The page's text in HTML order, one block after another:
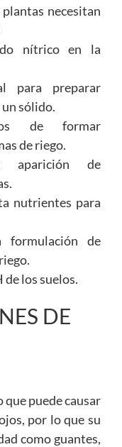
necesitan
nítrico en la
para preparar
sólido.
de formar
de riego.
de
nutrientes para
de
de los suelos.
DE
puede causar
por lo que su
como guantes,